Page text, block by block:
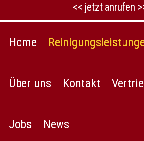
<< jetzt anrufen
Home
Über uns Kontakt
Jobs News